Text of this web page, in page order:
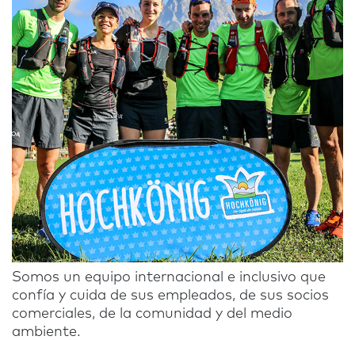
Somos un equipo internacional e inclusivo que
confía y cuida de sus empleados, de sus socios
comerciales, de la comunidad y del medio
ambiente.